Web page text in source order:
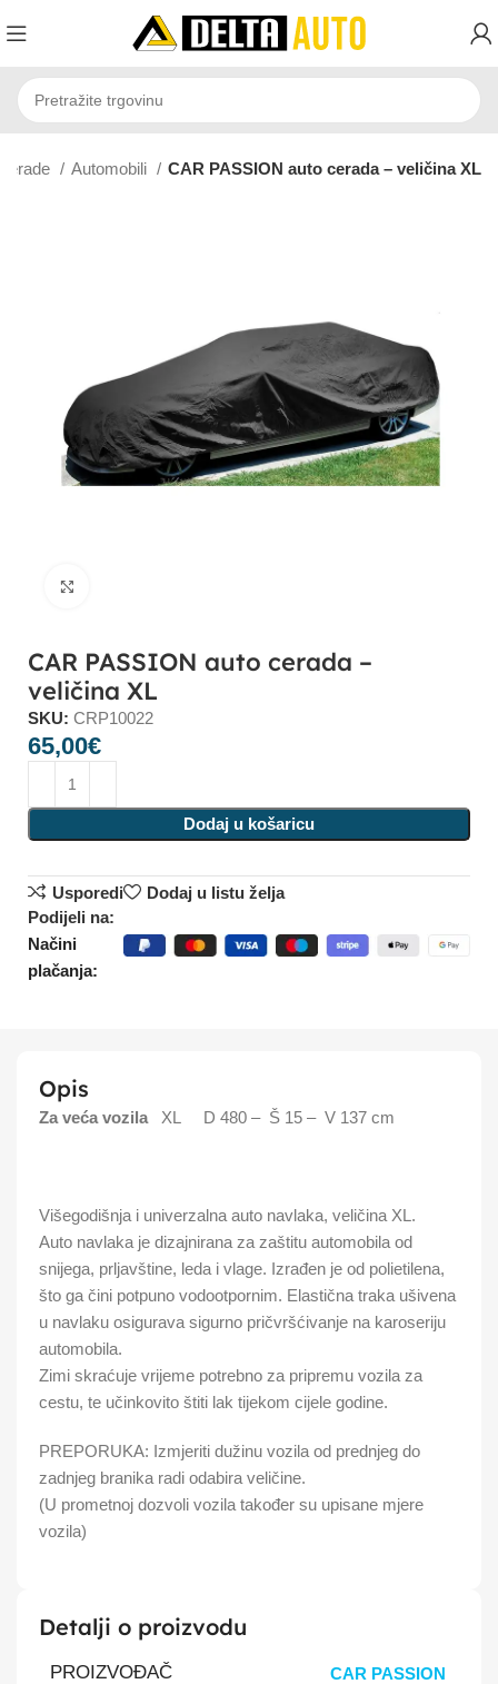
Automobili CAR PASSION auto cerada – veličina XL
CAR PASSION auto cerada –
veličina XL
SKU:CRP10022
65,00€
Dodaj u košaricu
Usporedi
Dodaj u listu želja
Podijeli na:
Načini
plačanja:
Opis
Za veća vozila XL D 480 – Š 15 – V 137 cm
Višegodišnja i univerzalna auto navlaka, veličina XL.
Auto navlaka je dizajnirana za zaštitu automobila od
snijega, prljavštine, leda i vlage. Izrađen je od polietilena,
što ga čini potpuno vodootpornim. Elastična traka ušivena
u navlaku osigurava sigurno pričvršćivanje na karoseriju
automobila.
Zimi skraćuje vrijeme potrebno za pripremu vozila za
cestu, te učinkovito štiti lak tijekom cijele godine.
PREPORUKA: Izmjeriti dužinu vozila od prednjeg do
zadnjeg branika radi odabira veličine.
(U prometnoj dozvoli vozila također su upisane mjere
vozila)
Detalji o proizvodu
PROIZVOĐAČ CAR PASSION